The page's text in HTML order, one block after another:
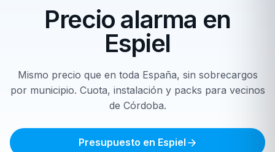
Precio alarma en
Espiel
Mismo precio que en toda España, sin sobrecargos
por municipio. Cuota, instalación y packs para vecinos
de Córdoba.
Presupuesto en Espiel